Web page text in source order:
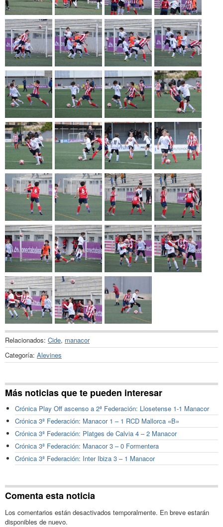
Relacionados: Cide, manacor
Categoría: Alevines
Más noticias que te pueden interesar
Crónica Play Off ascenso a 2ª Federación: Llosetense 1-1 Manacor
Crónica 3ª Federación: Manacor 1 – 1 RCD Mallorca «B»
Crónica 3ª Federación: Platges de Calvia 4 – 2 Manacor
Crónica 3ª Federación: Manacor 3 – 0 Formentera
Crónica 3ª Federación: Inter Ibiza 3 – 1 Manacor
Comenta esta noticia
Los comentarios están desactivados temporalmente. En breve estarán
disponibles de nuevo.